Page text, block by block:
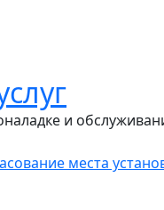
и
места